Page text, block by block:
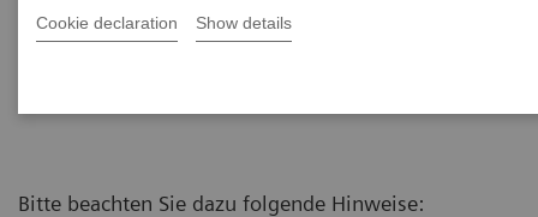
Cookie declaration Show details
wichtige Anliegen. Siemens Healthineers hat in
Bitte beachten Sie dazu folgende Hinweise: